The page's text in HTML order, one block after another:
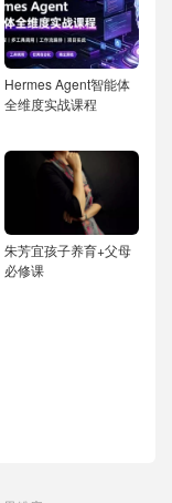
Hermes Agent智能体
全维度实战课程
朱芳宜孩子养育+父母
必修课